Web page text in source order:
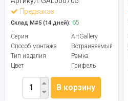
Предзаказ
Склад М#5 (14 дней): 65
Серия
ArtGallery
Способ монтажа
Встраиваемый
Тип изделия
Рамка
Цвет
Грифель
В корзину